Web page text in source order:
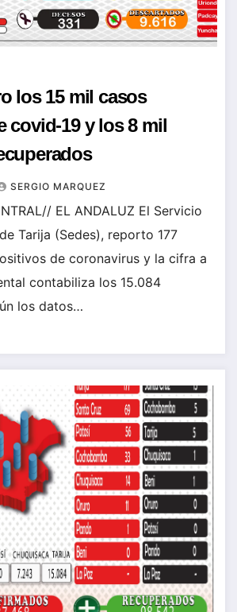
los 15 mil casos
covid-19 y los 8 mil
SERGIO MARQUEZ
EL ANDALUZ El Servicio
Tarija (Sedes), reporto 177
de coronavirus y la cifra a
contabiliza los 15.084
los datos…